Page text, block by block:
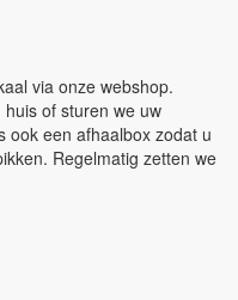
via onze webshop.
of sturen we uw
ook een afhaalbox zodat u
Regelmatig zetten we